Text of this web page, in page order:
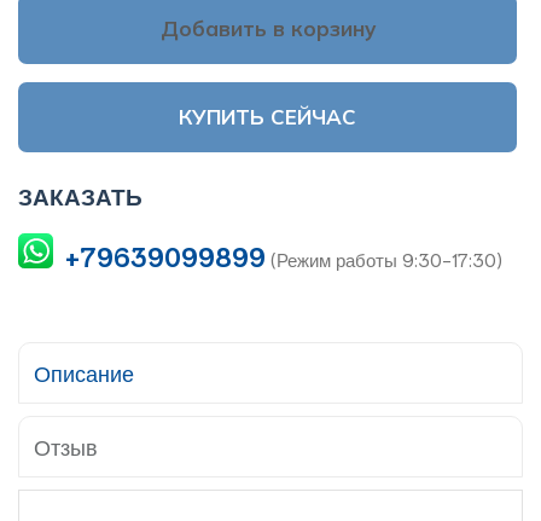
Добавить в корзину
КУПИТЬ СЕЙЧАС
ЗАКАЗАТЬ
+79639099899 (Режим работы 9:30-17:30)
Описание
Отзыв